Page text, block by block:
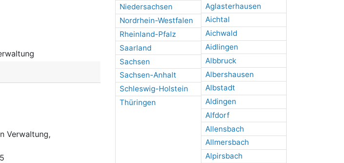
Niedersachsen
Nordrhein-Westfalen
Rheinland-Pfalz
Saarland
Sachsen
Sachsen-Anhalt
Schleswig-Holstein
Thüringen
Aglasterhausen
Aichtal
Aichwald
Aidlingen
Albbruck
Albershausen
Albstadt
Aldingen
Alfdorf
Allensbach
Allmersbach
Alpirsbach
Verwaltung,